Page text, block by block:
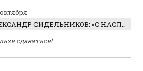
ГЛУХОЙ АКТЕР АЛЕКСАНДР СИДЕЛЬНИКОВ: «С НАСЛАЖДЕНИЕМ ИГРАЛ ОТРИЦАТЕЛЬНОГО ГЕРОЯ!»
сдаваться!